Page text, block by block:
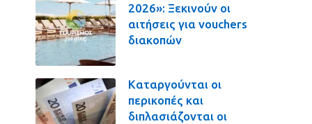
2026»: Ξεκινούν οι
αιτήσεις για vouchers
διακοπών
Καταργούνται οι
περικοπές και
διπλασιάζονται οι